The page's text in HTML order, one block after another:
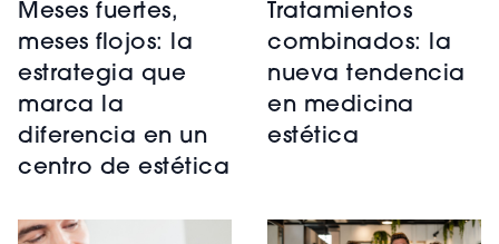
Meses fuertes,
meses flojos: la
estrategia que
marca la
diferencia en un
centro de estética
Tratamientos
combinados: la
nueva tendencia
en medicina
estética